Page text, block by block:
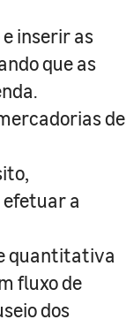
inserir as
que as
de
efetuar a
quantitativa
fluxo de
dos